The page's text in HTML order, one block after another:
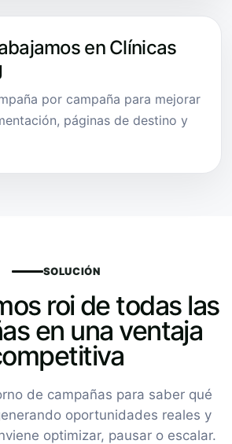
en Clínicas
por campaña para mejorar
páginas de destino y
SOLUCIÓN
roi de todas las
en una ventaja
de campañas para saber qué
oportunidades reales y
optimizar, pausar o escalar.